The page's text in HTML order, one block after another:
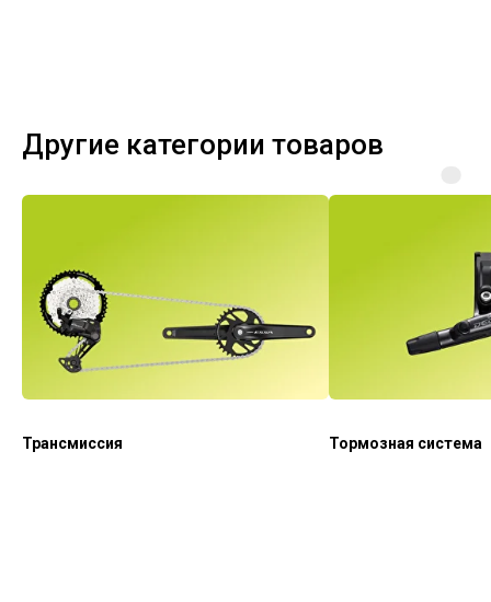
Другие категории товаров
Трансмиссия Тормозная система